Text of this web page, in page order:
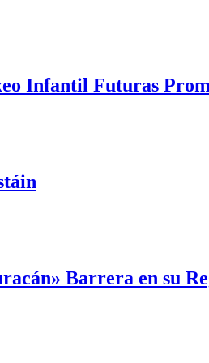
Infantil Futuras
Barrera en su